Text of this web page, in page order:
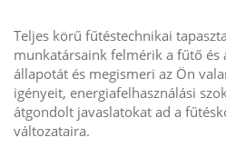
Teljes körű fűtéstechnikai
munkatársaink felmérik a fűtő és
állapotát és megismeri az Ön
igényeit, energiafelhasználási
átgondolt javaslatokat ad a
változataira.